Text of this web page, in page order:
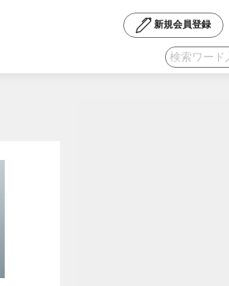
新規会員登録